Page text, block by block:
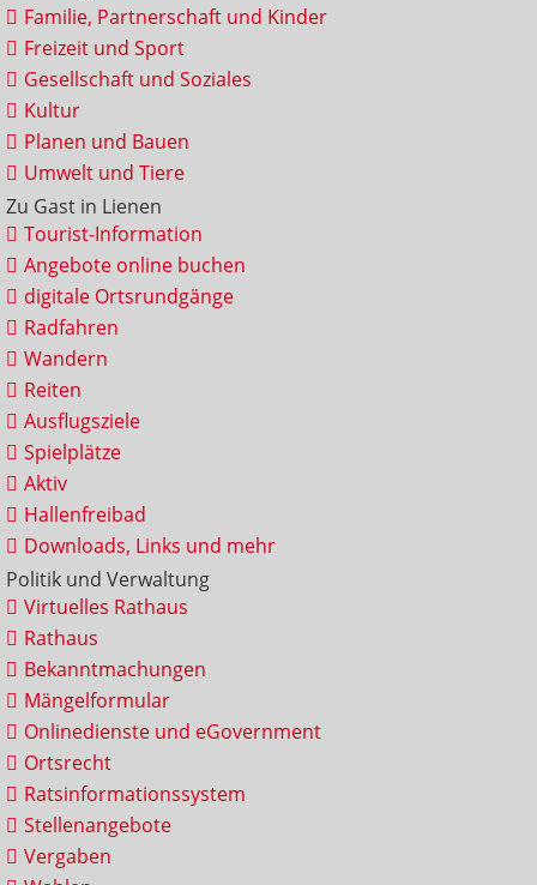
Familie, Partnerschaft und Kinder
Freizeit und Sport
Gesellschaft und Soziales
Kultur
Planen und Bauen
Umwelt und Tiere
Zu Gast in Lienen
Tourist-Information
Angebote online buchen
digitale Ortsrundgänge
Radfahren
Wandern
Reiten
Ausflugsziele
Spielplätze
Aktiv
Hallenfreibad
Downloads, Links und mehr
Politik und Verwaltung
Virtuelles Rathaus
Rathaus
Bekanntmachungen
Mängelformular
Onlinedienste und eGovernment
Ortsrecht
Ratsinformationssystem
Stellenangebote
Vergaben